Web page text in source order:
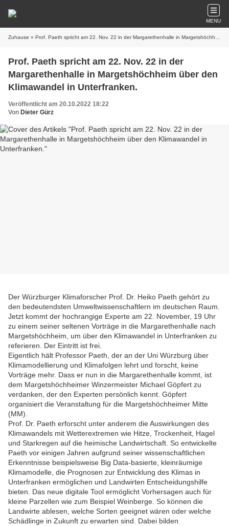
MENU
Zuhause » Prof. Paeth spricht am 22. Nov. 22 in der Margarethenhalle in Margetshöchheim über den Klimawandel in Unterfranken.
Prof. Paeth spricht am 22. Nov. 22 in der
Margarethenhalle in Margetshöchheim über den
Klimawandel in Unterfranken.
Veröffentlicht am 20.10.2022 18:22
Von Dieter Gürz
Der Würzburger Klimaforscher Prof. Dr. Heiko Paeth gehört zu
den bedeutendsten Umweltwissenschaftlern im deutschen Raum.
Jetzt kommt der hochrangige Experte am 22. November, 19 Uhr
zu einem seiner seltenen Vorträge in die Margarethenhalle nach
Margetshöchheim, um über den Klimawandel in Unterfranken zu
referieren. Der Eintritt ist frei.
Eigentlich hält Professor Paeth, der an der Uni Würzburg über
Klimamodellierung und Klimafolgen lehrt und forscht, keine
Vorträge mehr. Dass er nun in die Margarethenhalle kommt, ist
dem Margetshöchheimer Winzermeister Michael Göpfert zu
verdanken, der den Experten persönlich kennt. Göpfert
organisiert die Veranstaltung für die Margetshöchheimer Mitte
(MM).
Prof. Dr. Paeth erforscht unter anderem die Auswirkungen des
Klimawandels mit Wetterextremen wie Hitze, Trockenheit, Hagel
und Starkregen auf die heimische Landwirtschaft. So entwickelte
Paeth vor einigen Jahren aufgrund seiner wissenschaftlichen
Erkenntnisse beispielsweise Big Data-basierte, kleinräumige
Klimamodelle, die Prognosen zur Entwicklung des Klimas in
Unterfranken ermöglichen und Landwirten Entscheidungshilfe
bieten. Das neue digitale Tool ermöglicht Vorhersagen auch für
kleine Parzellen wie zum Beispiel Weinberge. So können die
Landwirte ablesen, welche Sorten geeignet wären oder welche
Schädlinge in Zukunft zu erwarten sind. Dabei bilden